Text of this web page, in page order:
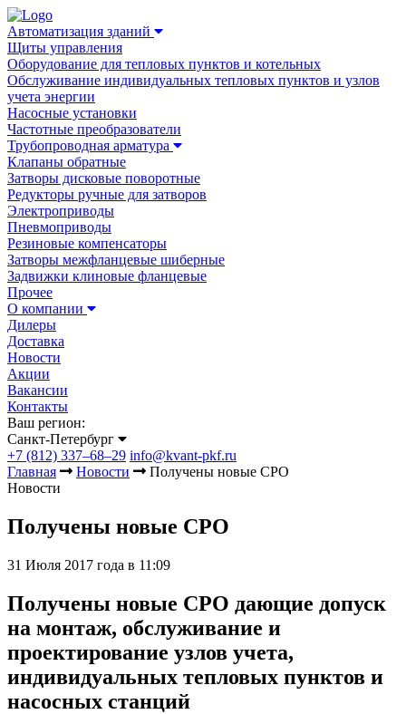
Автоматизация зданий
Щиты управления
Оборудование для тепловых пунктов и котельных
Обслуживание индивидуальных тепловых пунктов и узлов
учета энергии
Насосные установки
Частотные преобразователи
Трубопроводная арматура
Клапаны обратные
Затворы дисковые поворотные
Редукторы ручные для затворов
Электроприводы
Пневмоприводы
Резиновые компенсаторы
Затворы межфланцевые шиберные
Задвижки клиновые фланцевые
Прочее
О компании
Дилеры
Доставка
Новости
Акции
Вакансии
Контакты
Ваш регион:
Санкт-Петербург
+7 (812) 337–68–29 info@kvant-pkf.ru
Главная
Новости
Получены новые СРО
Новости
Получены новые СРО
31 Июля 2017 года в 11:09
Получены новые СРО дающие допуск
на монтаж, обслуживание и
проектирование узлов учета,
индивидуальных тепловых пунктов и
насосных станций